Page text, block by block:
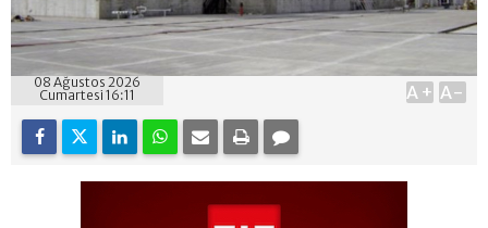
08 Ağustos 2026
Cumartesi 16:11
A+ A-